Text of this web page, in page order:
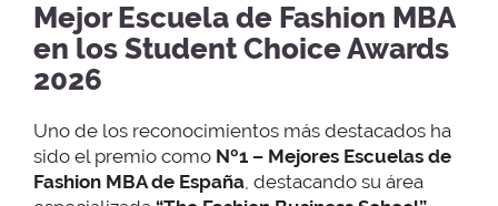
Mejor Escuela de Fashion MBA
en los Student Choice Awards
2026
Uno de los reconocimientos más destacados ha
sido el premio como Nº1 – Mejores Escuelas de
Fashion MBA de España, destacando su área